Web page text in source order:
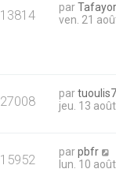
13814 par
ven. 21
27008 par
jeu. 13
15952 parpbfr
lun. 10